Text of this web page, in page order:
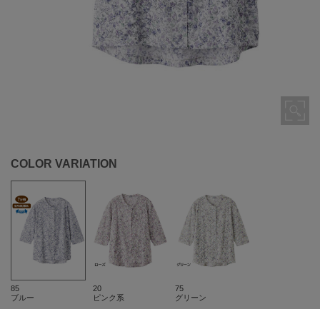
COLOR VARIATION
85
ブルー
20
ピンク系
75
グリーン